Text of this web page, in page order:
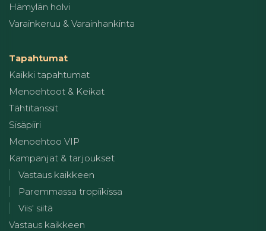
Hämylän holvi
Varainkeruu & Varainhankinta
Tapahtumat
Kaikki tapahtumat
Menoehtoot & Keikat
Tähtitanssit
Sisäpiiri
Menoehtoo VIP
Kampanjat & tarjoukset
Vastaus kaikkeen
Paremmassa tropiikissa
Viis' siitä
Vastaus kaikkeen